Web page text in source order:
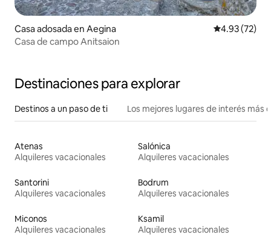
Casa adosada en Aegina Calificación
4.93 (72)
Casa de campo Anitsaion
Destinaciones para explorar
Destinos a un paso de ti Los mejores lugares de interés más
Atenas
Alquileres vacacionales
Salónica
Alquileres vacacionales
Santorini
Alquileres vacacionales
Bodrum
Alquileres vacacionales
Miconos
Alquileres vacacionales
Ksamil
Alquileres vacacionales